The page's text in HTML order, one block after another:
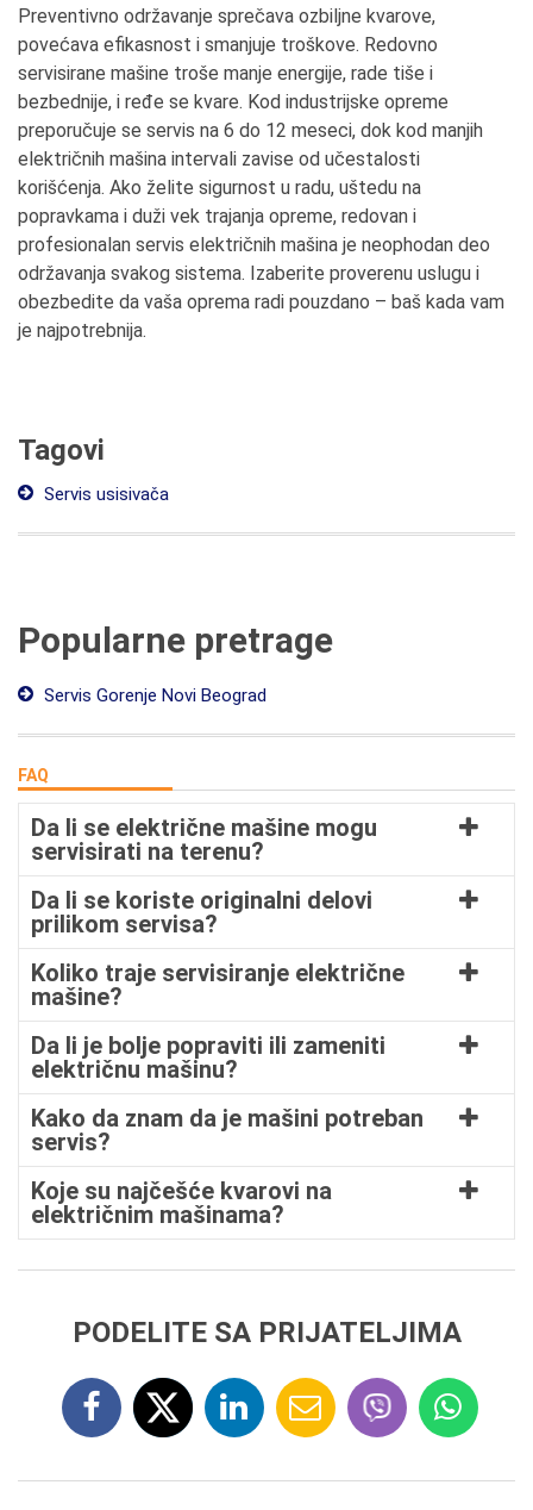
Preventivno održavanje sprečava ozbiljne kvarove,
povećava efikasnost i smanjuje troškove. Redovno
servisirane mašine troše manje energije, rade tiše i
bezbednije, i ređe se kvare. Kod industrijske opreme
preporučuje se servis na 6 do 12 meseci, dok kod manjih
električnih mašina intervali zavise od učestalosti
korišćenja. Ako želite sigurnost u radu, uštedu na
popravkama i duži vek trajanja opreme, redovan i
profesionalan servis električnih mašina je neophodan deo
održavanja svakog sistema. Izaberite proverenu uslugu i
obezbedite da vaša oprema radi pouzdano – baš kada vam
je najpotrebnija.
Tagovi
Servis usisivača
Popularne pretrage
Servis Gorenje Novi Beograd
FAQ
Da li se električne mašine mogu
servisirati na terenu?
Da li se koriste originalni delovi
prilikom servisa?
Koliko traje servisiranje električne
mašine?
Da li je bolje popraviti ili zameniti
električnu mašinu?
Kako da znam da je mašini potreban
servis?
Koje su najčešće kvarovi na
električnim mašinama?
PODELITE SA PRIJATELJIMA